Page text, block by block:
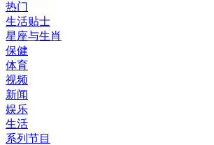
热门
生活贴士
星座与生肖
保健
体育
视频
新闻
娱乐
生活
系列节目